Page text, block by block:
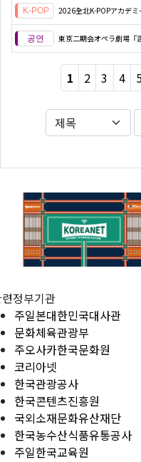
2026全北K-POPアカデミ
東京二期会オペラ劇場『
1 2 3 4
정부기관
주일본대한민국대사관
문화체육관광부
주오사카한국문화원
코리아넷
한국관광공사
한국콘텐츠진흥원
국외소재문화유산재단
한국농수산식품유통공사
주일한국교육원